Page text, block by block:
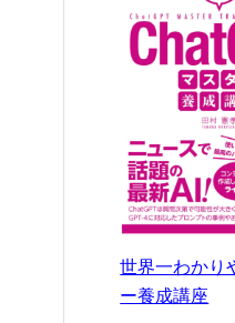
世界一わか
ー養成講座